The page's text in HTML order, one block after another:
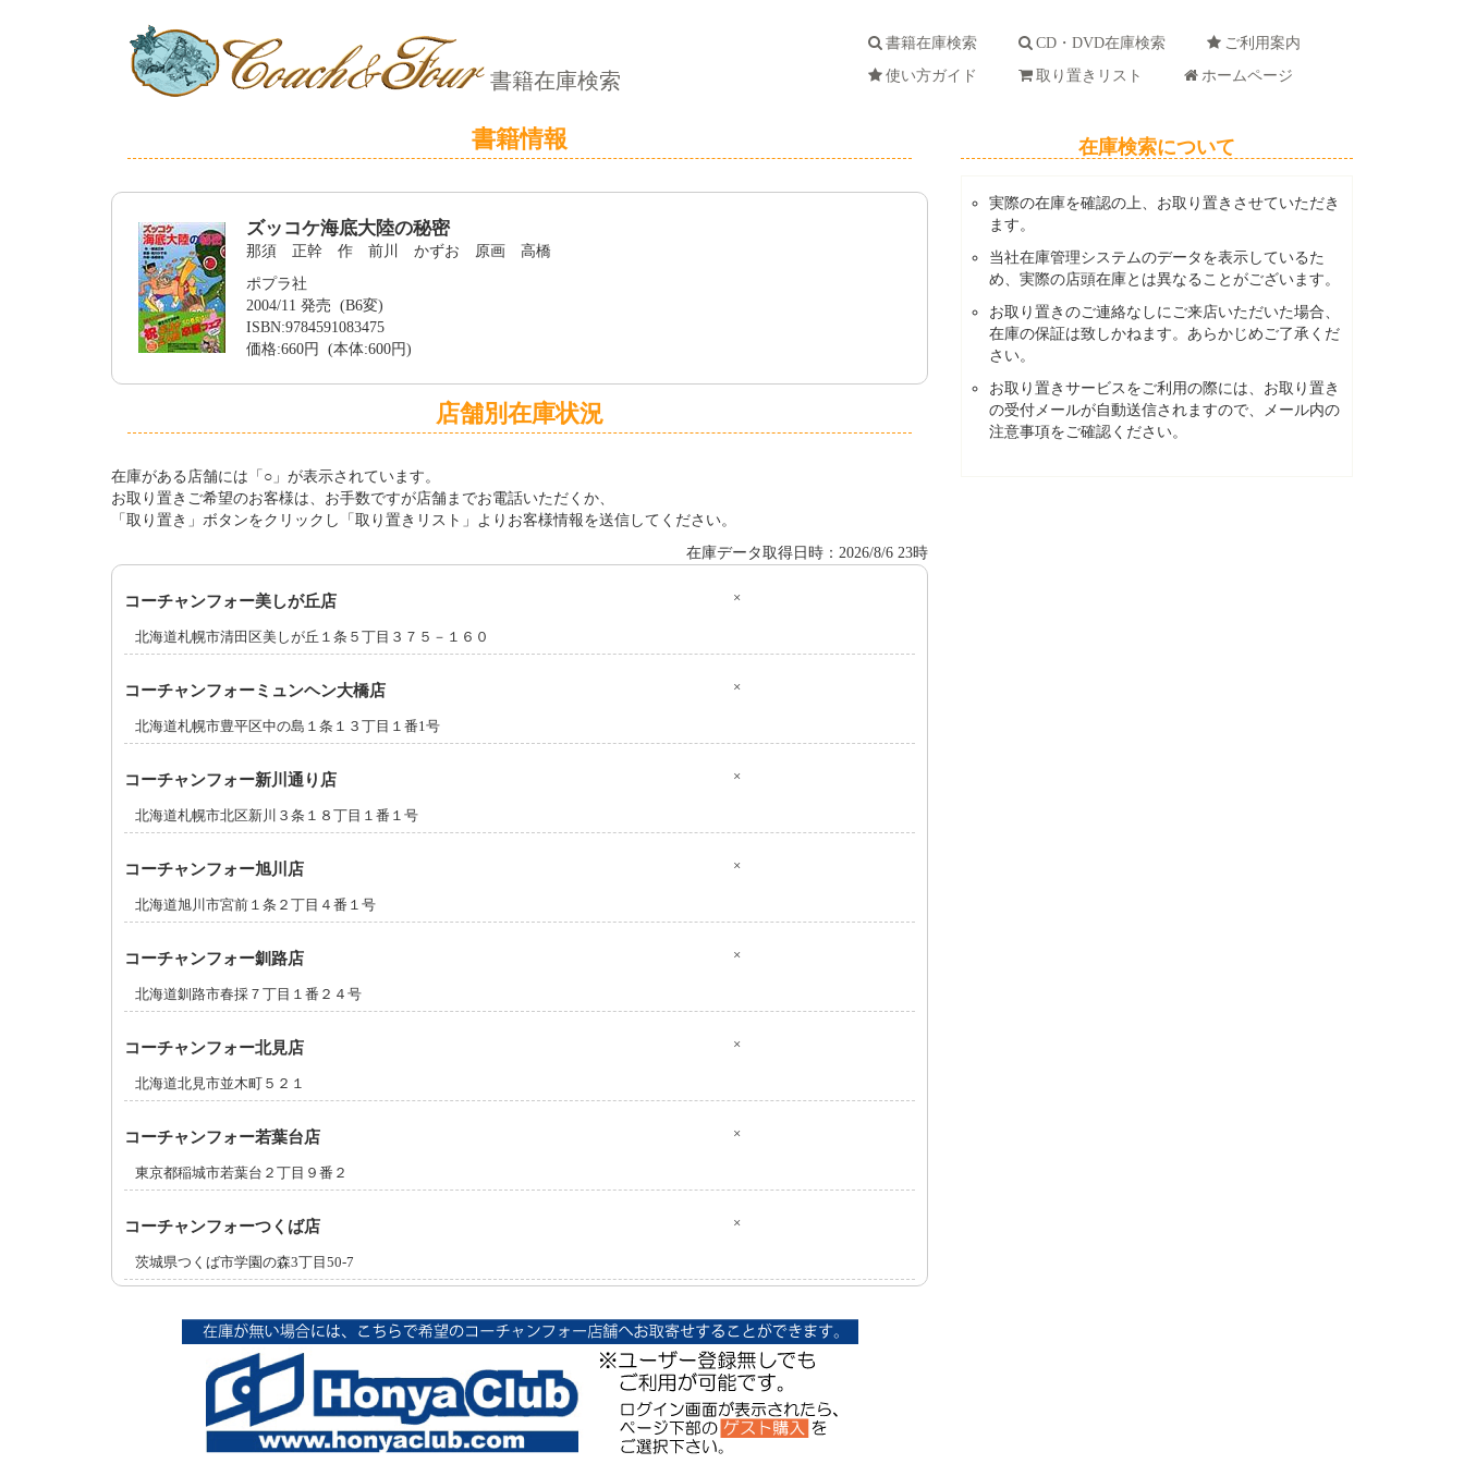
書籍在庫検索
書籍在庫検索 CD・DVD在庫検索
ご利用案内
使い方ガイド
取り置きリスト ホームページ
書籍情報
ズッコケ海底大陸の秘密
那須 正幹 作 前川 かずお 原画 高橋
ポプラ社
2004/11 発売 (B6変)
ISBN:9784591083475
価格:660円 (本体:600円)
店舗別在庫状況
在庫がある店舗には「○」が表示されています。
お取り置きご希望のお客様は、お手数ですが店舗までお電話いただくか、
「取り置き」ボタンをクリックし「取り置きリスト」よりお客様情報を送信してください。
在庫データ取得日時：2026/8/6 23時
コーチャンフォー美しが丘店 ×
北海道札幌市清田区美しが丘１条５丁目３７５－１６０
コーチャンフォーミュンヘン大橋店 ×
北海道札幌市豊平区中の島１条１３丁目１番1号
コーチャンフォー新川通り店 ×
北海道札幌市北区新川３条１８丁目１番１号
コーチャンフォー旭川店 ×
北海道旭川市宮前１条２丁目４番１号
コーチャンフォー釧路店 ×
北海道釧路市春採７丁目１番２４号
コーチャンフォー北見店 ×
北海道北見市並木町５２１
コーチャンフォー若葉台店 ×
東京都稲城市若葉台２丁目９番２
コーチャンフォーつくば店 ×
茨城県つくば市学園の森3丁目50-7
在庫検索について
実際の在庫を確認の上、お取り置きさせていただき
ます。
当社在庫管理システムのデータを表示しているた
め、実際の店頭在庫とは異なることがございます。
お取り置きのご連絡なしにご来店いただいた場合、
在庫の保証は致しかねます。あらかじめご了承くだ
さい。
お取り置きサービスをご利用の際には、お取り置き
の受付メールが自動送信されますので、メール内の
注意事項をご確認ください。